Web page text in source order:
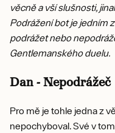
věcně a vší slušnosti,
Podrážení bot je jedním
podrážet nebo
Gentlemanského duelu.
Dan - Nepodrážeč
Pro mě je tohle jedna z
nepochyboval. Své v